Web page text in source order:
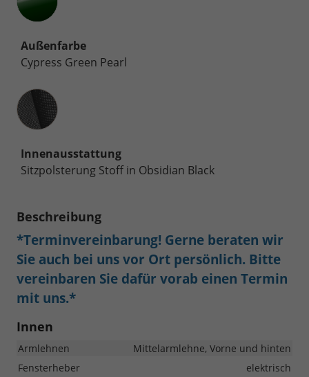
Außenfarbe
Cypress Green Pearl
Innenausstattung
Innenausstattung
Sitzpolsterung Stoff in Obsidian Black
Beschreibung
*Terminvereinbarung! Gerne beraten wir
Sie auch bei uns vor Ort persönlich. Bitte
vereinbaren Sie dafür vorab einen Termin
mit uns.*
Innen
Armlehnen
Mittelarmlehne, Vorne und hinten
Fensterheber
elektrisch